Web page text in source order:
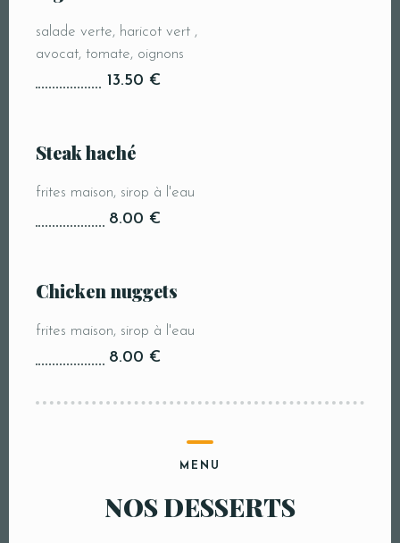
salade verte, haricot vert ,
avocat, tomate, oignons
13.50 €
Steak haché
frites maison, sirop à l'eau
8.00 €
Chicken nuggets
frites maison, sirop à l'eau
8.00 €
MENU
NOS DESSERTS
JE RÉSERVE MA TABLE